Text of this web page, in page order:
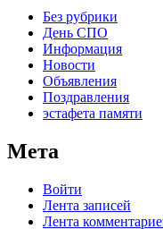
Без рубрики
День СПО
Информация
Новости
Объявления
Поздравления
эстафета памяти
Мета
Войти
Лента записей
Лента